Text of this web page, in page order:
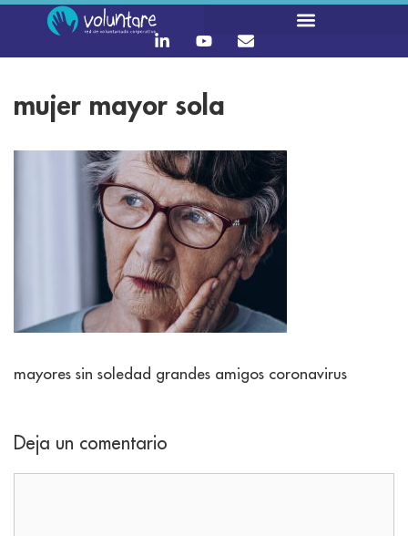
mujer mayor sola
mayores sin soledad grandes amigos coronavirus
Deja un comentario